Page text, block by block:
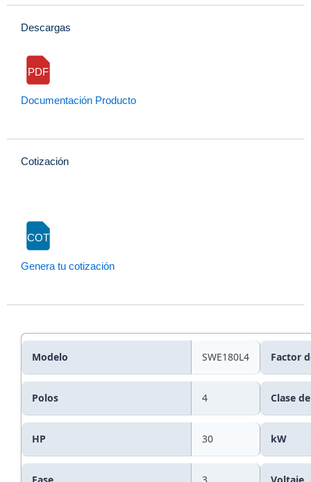
Descargas
PDF
Documentación Producto
Cotización
COT
Genera tu cotización
Modelo SWE180L4 Factor
Polos 4 Clase
HP 30 kW
Fase 3 Voltaje